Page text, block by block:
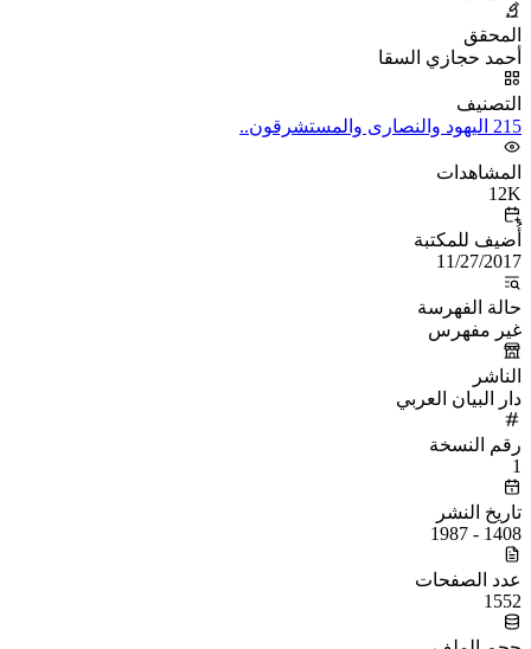
المحقق
أحمد حجازي السقا
التصنيف
215 اليهود والنصارى والمستشرقون..
المشاهدات
12K
أُضيف للمكتبة
11/27/2017
حالة الفهرسة
غير مفهرس
الناشر
دار البيان العربي
رقم النسخة
1
تاريخ النشر
1408 - 1987
عدد الصفحات
1552